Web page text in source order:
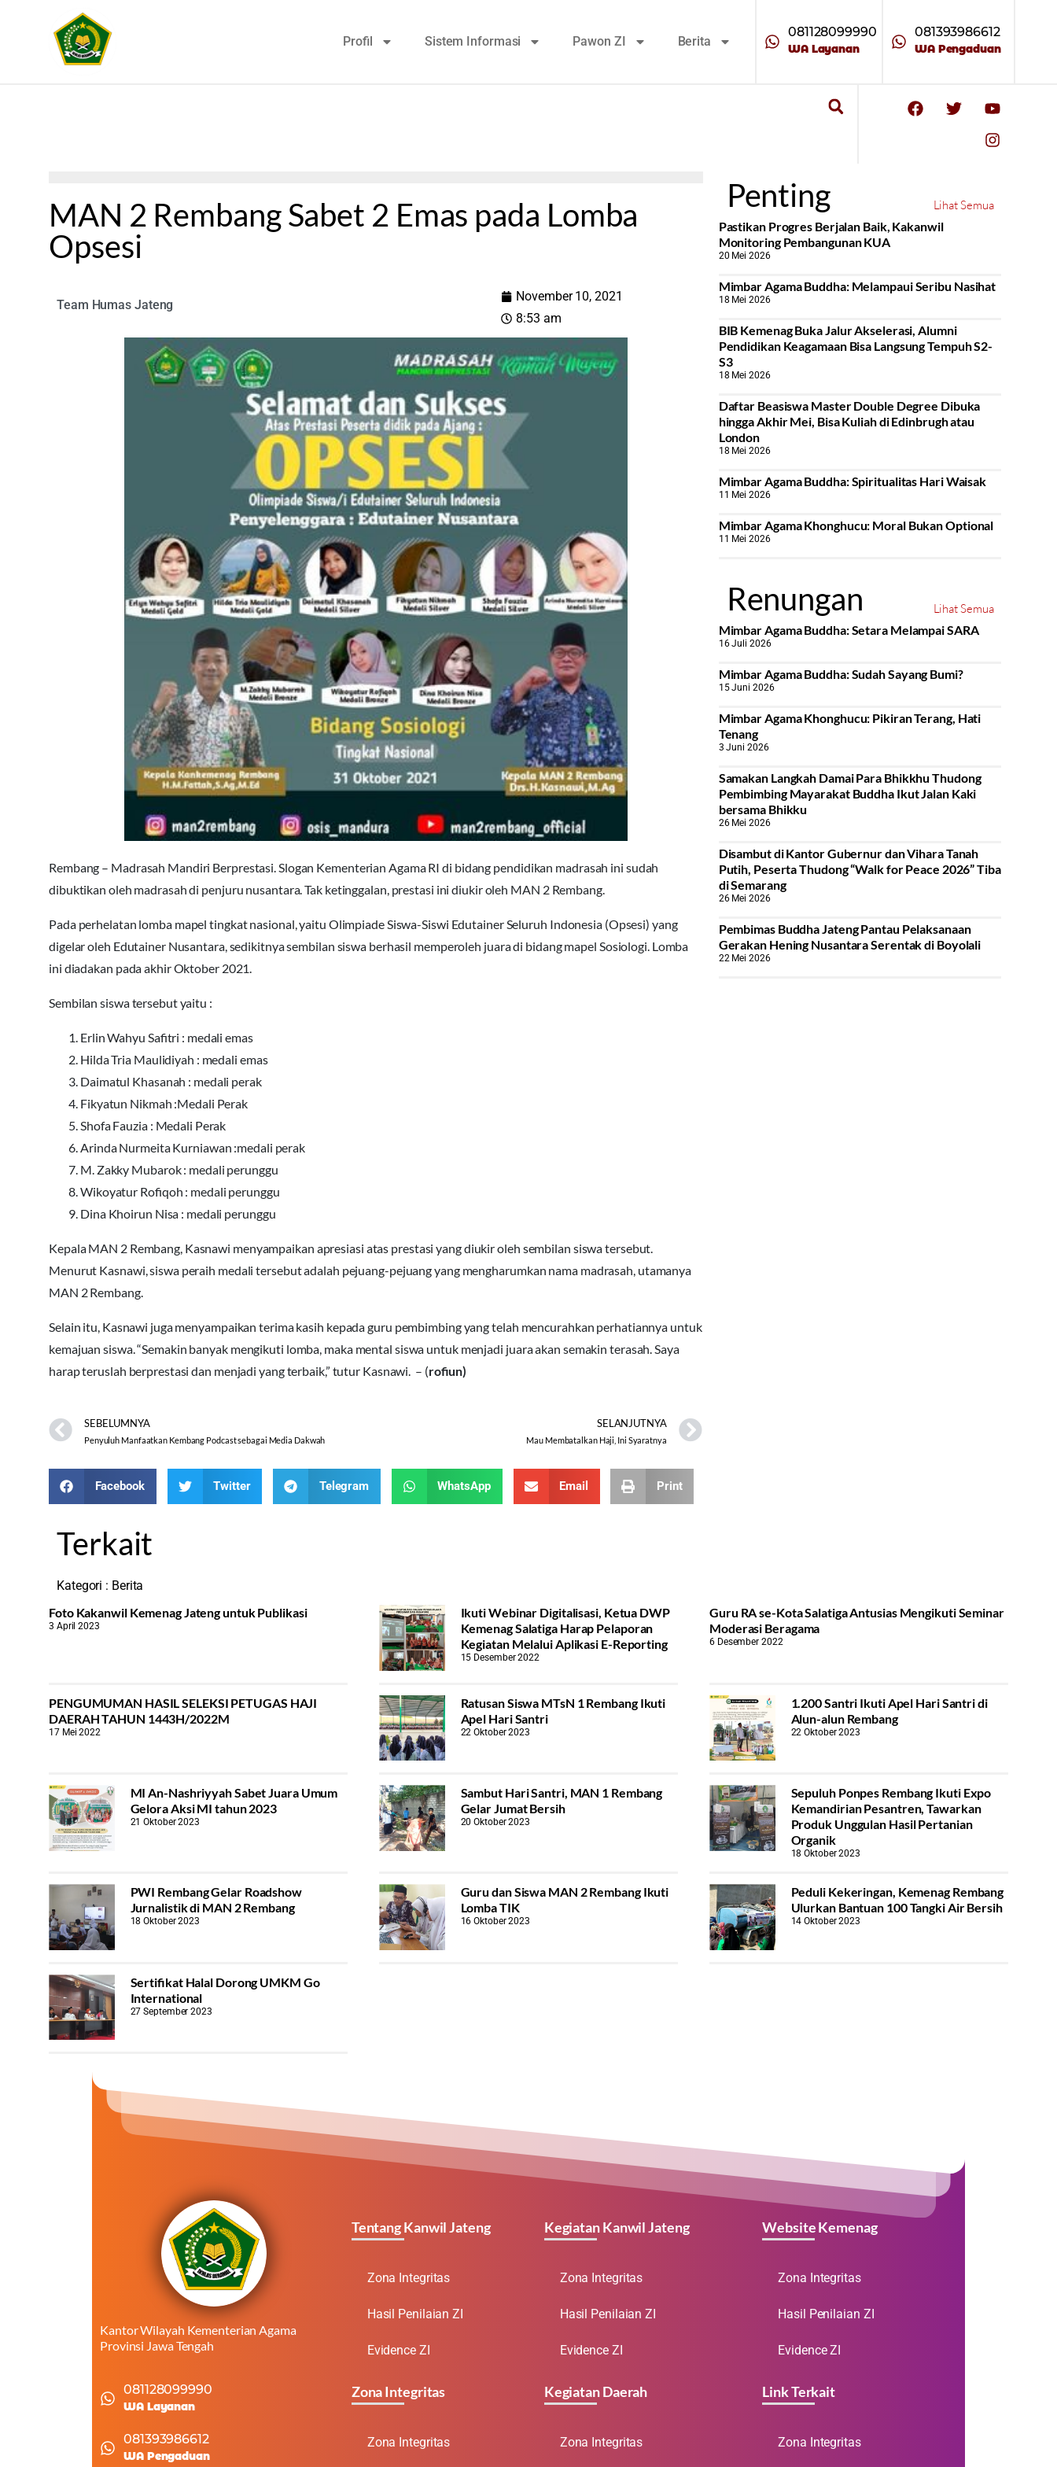
Profil Sistem Informasi Pawon ZI Berita
081128099990
WA Layanan
081393986612
WA Pengaduan
MAN 2 Rembang Sabet 2 Emas pada Lomba
Opsesi
Team Humas Jateng
November 10, 2021
8:53 am
Rembang – Madrasah Mandiri Berprestasi. Slogan Kementerian Agama RI di bidang pendidikan madrasah ini sudah
dibuktikan oleh madrasah di penjuru nusantara. Tak ketinggalan, prestasi ini diukir oleh MAN 2 Rembang.
Pada perhelatan lomba mapel tingkat nasional, yaitu Olimpiade Siswa-Siswi Edutainer Seluruh Indonesia (Opsesi) yang
digelar oleh Edutainer Nusantara, sedikitnya sembilan siswa berhasil memperoleh juara di bidang mapel Sosiologi. Lomba
ini diadakan pada akhir Oktober 2021.
Sembilan siswa tersebut yaitu :
Erlin Wahyu Safitri : medali emas
Hilda Tria Maulidiyah : medali emas
Daimatul Khasanah : medali perak
Fikyatun Nikmah :Medali Perak
Shofa Fauzia : Medali Perak
Arinda Nurmeita Kurniawan :medali perak
M. Zakky Mubarok : medali perunggu
Wikoyatur Rofiqoh : medali perunggu
Dina Khoirun Nisa : medali perunggu
Kepala MAN 2 Rembang, Kasnawi menyampaikan apresiasi atas prestasi yang diukir oleh sembilan siswa tersebut.
Menurut Kasnawi, siswa peraih medali tersebut adalah pejuang-pejuang yang mengharumkan nama madrasah, utamanya
MAN 2 Rembang.
Selain itu, Kasnawi juga menyampaikan terima kasih kepada guru pembimbing yang telah mencurahkan perhatiannya untuk
kemajuan siswa. “Semakin banyak mengikuti lomba, maka mental siswa untuk menjadi juara akan semakin terasah. Saya
harap teruslah berprestasi dan menjadi yang terbaik,” tutur Kasnawi. – (rofiun)
SEBELUMNYA
Penyuluh Manfaatkan Kembang Podcast sebagai Media Dakwah
SELANJUTNYA
Mau Membatalkan Haji, Ini Syaratnya
Facebook Twitter Telegram WhatsApp Email Print
Penting
Lihat Semua
Pastikan Progres Berjalan Baik, Kakanwil
Monitoring Pembangunan KUA
20 Mei 2026
Mimbar Agama Buddha: Melampaui Seribu Nasihat
18 Mei 2026
BIB Kemenag Buka Jalur Akselerasi, Alumni
Pendidikan Keagamaan Bisa Langsung Tempuh S2-
S3
18 Mei 2026
Daftar Beasiswa Master Double Degree Dibuka
hingga Akhir Mei, Bisa Kuliah di Edinbrugh atau
London
18 Mei 2026
Mimbar Agama Buddha: Spiritualitas Hari Waisak
11 Mei 2026
Mimbar Agama Khonghucu: Moral Bukan Optional
11 Mei 2026
Renungan
Lihat Semua
Mimbar Agama Buddha: Setara Melampai SARA
16 Juli 2026
Mimbar Agama Buddha: Sudah Sayang Bumi?
15 Juni 2026
Mimbar Agama Khonghucu: Pikiran Terang, Hati
Tenang
3 Juni 2026
Samakan Langkah Damai Para Bhikkhu Thudong
Pembimbing Mayarakat Buddha Ikut Jalan Kaki
bersama Bhikku
26 Mei 2026
Disambut di Kantor Gubernur dan Vihara Tanah
Putih, Peserta Thudong “Walk for Peace 2026” Tiba
di Semarang
26 Mei 2026
‎Pembimas Buddha Jateng Pantau Pelaksanaan
Gerakan Hening Nusantara Serentak di Boyolali
22 Mei 2026
Terkait
Kategori : Berita
Foto Kakanwil Kemenag Jateng untuk Publikasi
3 April 2023
Ikuti Webinar Digitalisasi, Ketua DWP
Kemenag Salatiga Harap Pelaporan
Kegiatan Melalui Aplikasi E-Reporting
15 Desember 2022
Guru RA se-Kota Salatiga Antusias Mengikuti Seminar
Moderasi Beragama
6 Desember 2022
PENGUMUMAN HASIL SELEKSI PETUGAS HAJI
DAERAH TAHUN 1443H/2022M
17 Mei 2022
Ratusan Siswa MTsN 1 Rembang Ikuti
Apel Hari Santri
22 Oktober 2023
1.200 Santri Ikuti Apel Hari Santri di
Alun-alun Rembang
22 Oktober 2023
MI An-Nashriyyah Sabet Juara Umum
Gelora Aksi MI tahun 2023
21 Oktober 2023
Sambut Hari Santri, MAN 1 Rembang
Gelar Jumat Bersih
20 Oktober 2023
Sepuluh Ponpes Rembang Ikuti Expo
Kemandirian Pesantren, Tawarkan
Produk Unggulan Hasil Pertanian
Organik
18 Oktober 2023
PWI Rembang Gelar Roadshow
Jurnalistik di MAN 2 Rembang
18 Oktober 2023
Guru dan Siswa MAN 2 Rembang Ikuti
Lomba TIK
16 Oktober 2023
Peduli Kekeringan, Kemenag Rembang
Ulurkan Bantuan 100 Tangki Air Bersih
14 Oktober 2023
Sertifikat Halal Dorong UMKM Go
International
27 September 2023
Kantor Wilayah Kementerian Agama
Provinsi Jawa Tengah
081128099990
WA Layanan
081393986612
WA Pengaduan
Tentang Kanwil Jateng
Zona Integritas
Hasil Penilaian ZI
Evidence ZI
Zona Integritas
Zona Integritas
Kegiatan Kanwil Jateng
Zona Integritas
Hasil Penilaian ZI
Evidence ZI
Kegiatan Daerah
Zona Integritas
Website Kemenag
Zona Integritas
Hasil Penilaian ZI
Evidence ZI
Link Terkait
Zona Integritas